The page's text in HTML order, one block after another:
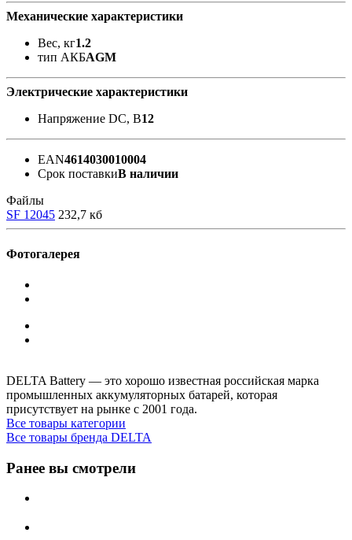
Механические характеристики
Вес, кг1.2
тип АКБAGM
Электрические характеристики
Напряжение DC, В12
EAN4614030010004
Срок поставкиВ наличии
Файлы
SF 12045 232,7 кб
Фотогалерея
DELTA Battery — это хорошо известная российская марка
промышленных аккумуляторных батарей, которая
присутствует на рынке с 2001 года.
Все товары категории
Все товары бренда DELTA
Ранее вы смотрели